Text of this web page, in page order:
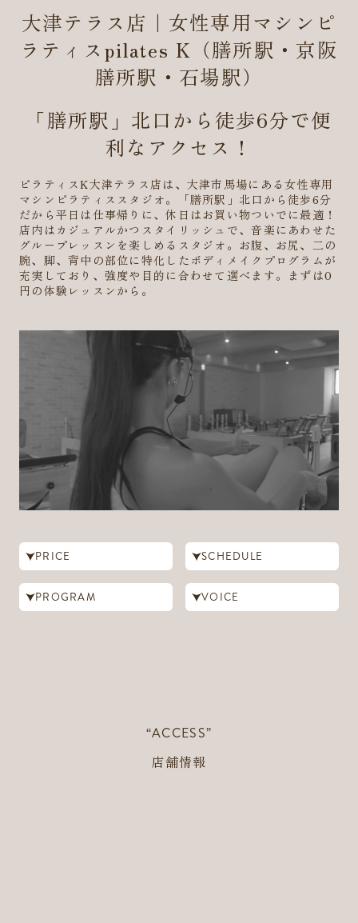
大津テラス店｜女性専用マシンピ
ラティスpilates K（膳所駅・京阪
膳所駅・石場駅）
「膳所駅」北口から徒歩6分で便
利なアクセス！
ピラティスK大津テラス店は、大津市馬場にある女性専用
マシンピラティススタジオ。「膳所駅」北口から徒歩6分
だから平日は仕事帰りに、休日はお買い物ついでに最適！
店内はカジュアルかつスタイリッシュで、音楽にあわせた
グループレッスンを楽しめるスタジオ。お腹、お尻、二の
腕、脚、背中の部位に特化したボディメイクプログラムが
充実しており、強度や目的に合わせて選べます。まずは0
円の体験レッスンから。
PRICE SCHEDULE
PROGRAM VOICE
“ACCESS”
店舗情報